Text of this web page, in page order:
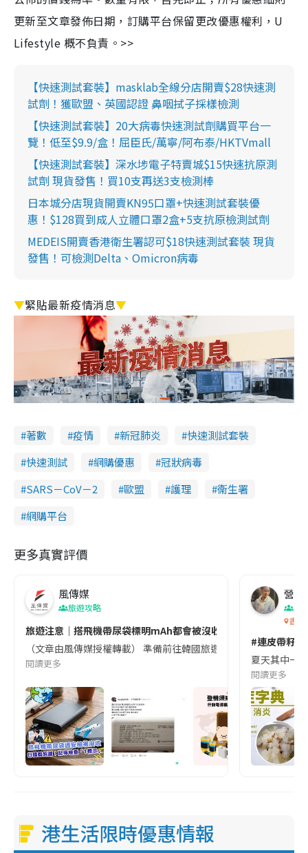
更新至文章發佈日期，訂購平台保留更改優惠權利，U
Lifestyle 概不負責。>>
【快速測試套裝】masklab全線分店開賣$28快速測
試劑！獲歐盟、英國認證 鼻咽拭子採樣檢測
【快速測試套裝】20大病毒快速測試劑購買平台一
覽！低至$9.9/盒！屈臣氏/萬寧/阿布泰/HKTVmall
【快速測試套裝】深水埗電子特賣城$15快速抗原測
試劑 現貨發售！買10支再送3支檢測棒
日本城分店現貨開賣KN95口罩+快速測試套裝優
惠！$128買到成人立體口罩2盒+5支抗原檢測試劑
MEDEIS開賣香港衛生署認可$18快速測試套裝 現貨
發售！可檢測Delta、Omicron病毒
▼緊貼最新疫情消息▼
著數 疫情 新冠肺炎
快速測試套裝
快速測試
網購優惠
冠狀病毒
SARS－CoV－2
歐盟 護理
衞生署
網購平台
更多真實評價
風傳媒
旅遊攻略
旅遊注意｜搭飛機帶尿袋標明mAh都會被沒收😱出發前切記檢查
（文章由風傳媒授權轉載） 準備前往韓國旅遊的民眾，近期要
閱讀更多
營養
香港
#連皮帶籽
夏天其中一
閱讀更多
港生活限時優惠情報